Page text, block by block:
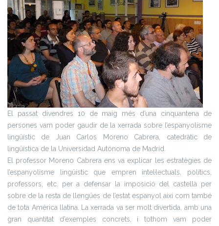
El passat divendres 10 de maig més d’una cinquantena de
persones vam poder gaudir de la xerrada sobre l’espanyolisme
lingüístic de Juan Carlos Moreno Cabrera, catedràtic de
lingüística de la Universidad Autónoma de Madrid.
El professor Moreno Cabrera ens va explicar les estratègies de
l’espanyolisme lingüístic que empren intel·lectuals, polítics,
professors, etc. per a defensar la imposició del castellà per
sobre de la resta de llengües de l’estat espanyol així com també
de tota Amèrica llatina. La xerrada va ser molt divertida, amb una
gran quantitat d’exemples concrets, i tothom vam poder